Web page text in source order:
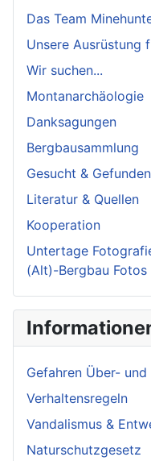
Das Team
Unsere Ausrüstung
Wir suchen...
Montanarchäologie
Danksagungen
Bergbausammlung
Gesucht & Gefunden
Literatur & Quellen
Kooperation
Untertage
(Alt)-Bergbau Fotos
Gefahren Über-
Verhaltensregeln
Vandalismus &
Naturschutzgesetz